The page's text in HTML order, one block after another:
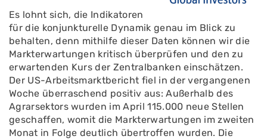
Es lohnt sich, die Indikatoren
für die konjunkturelle Dynamik genau im Blick zu
behalten, denn mithilfe dieser Daten können wir die
Markterwartungen kritisch überprüfen und den zu
erwartenden Kurs der Zentralbanken einschätzen.
Der US-Arbeitsmarktbericht fiel in der vergangenen
Woche überraschend positiv aus: Außerhalb des
Agrarsektors wurden im April 115.000 neue Stellen
geschaffen, womit die Markterwartungen im zweiten
Monat in Folge deutlich übertroffen wurden. Die